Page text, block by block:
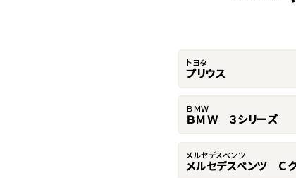
トヨタ
プリウス
ＢＭＷ
ＢＭＷ ３シリーズ
メルセデスベンツ
メルセデスベンツ Ｃ